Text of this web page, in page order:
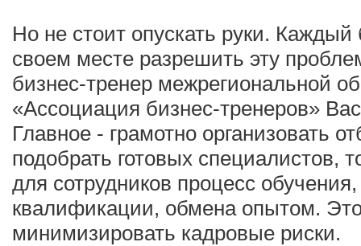
Но не стоит опускать руки.
своем месте разрешить эту
бизнес-тренер межрегиональной
«Ассоциация бизнес-тренеров»
Главное - грамотно организовать
подобрать готовых специалистов,
для сотрудников процесс
квалификации, обмена опытом.
минимизировать кадровые риски.